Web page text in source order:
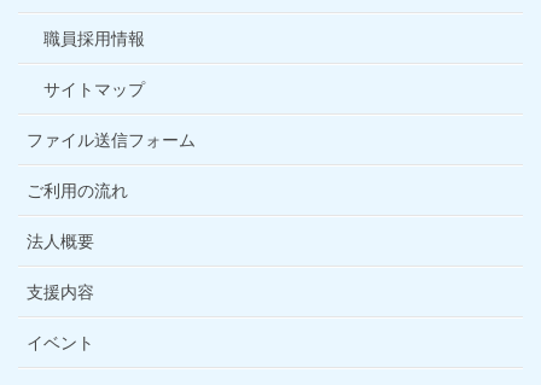
職員採用情報
サイトマップ
ファイル送信フォーム
ご利用の流れ
法人概要
支援内容
イベント